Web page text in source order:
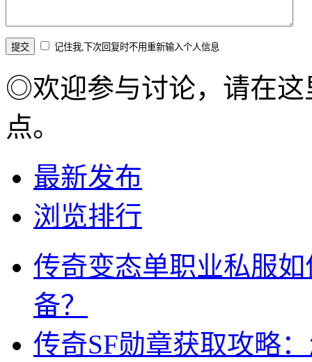
记住我,下次回复时不用重新输入个人信息
◎欢迎参与讨论，请在这
点。
最新发布
浏览排行
传奇变态单职业私服
备？
传奇SF勋章获取攻略